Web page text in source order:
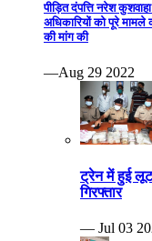
पीड़ित दंपत्ति नरेश
अधिकारियों को पूरे मामले
की मांग की
—Aug 29 2022
ट्रेन में हुई
गिरफ्तार
— Jul 03